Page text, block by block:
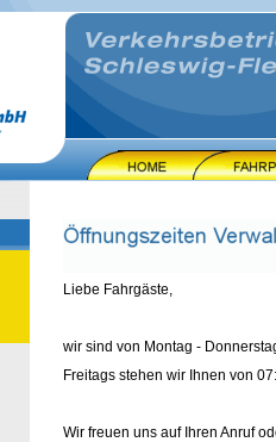
Liebe Fahrgäste,
wir sind von Montag -
Freitags stehen wir Ihnen von
Wir freuen uns auf Ihren Anruf